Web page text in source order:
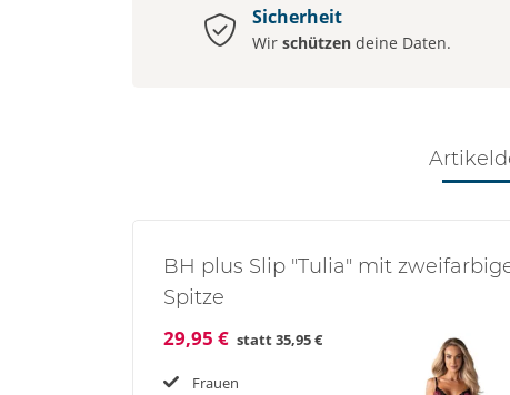
Sicherheit
Wir schützen deine Daten.
BH plus Slip "Tulia" mit
Spitze
29,95 € statt35,95 €
Frauen